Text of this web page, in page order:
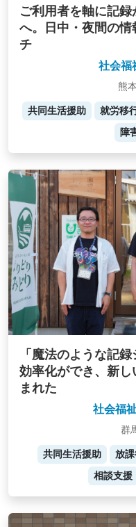
ご利用者を軸に記録
へ。日中・夜間の
チ
社会福
熊
共同生活援助 就労移
障
「魔法のような記
効率化ができ、新
まれた
社会福
群
共同生活援助 放
相談支援